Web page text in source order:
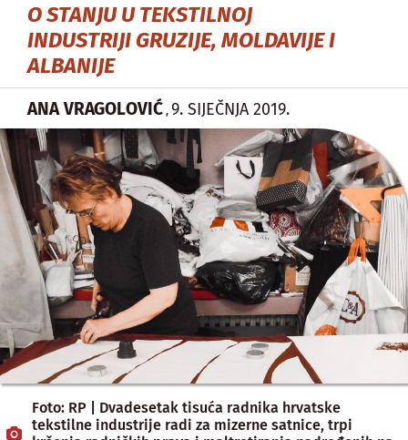
O STANJU U TEKSTILNOJ
INDUSTRIJI GRUZIJE, MOLDAVIJE I
ALBANIJE
ANA VRAGOLOVIĆ , 9. SIJEČNJA 2019.
Foto: RP | Dvadesetak tisuća radnika hrvatske
tekstilne industrije radi za mizerne satnice, trpi